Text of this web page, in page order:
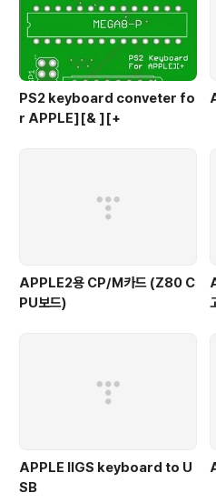
PS2 keyboard conveter fo
r APPLE][& ][+
APPLE2용 CP/M카드 (Z80 C
PU보드)
APPLE IIGS keyboard to U
SB